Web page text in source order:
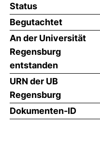
Status
Begutachtet
An der Universität
Regensburg
entstanden
URN der UB
Regensburg
Dokumenten-ID